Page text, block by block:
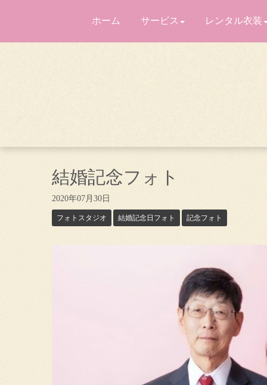
ホーム サービス レンタル衣装
結婚記念フォト
2020年07月30日
フォトスタジオ 結婚記念日フォト 記念フォト